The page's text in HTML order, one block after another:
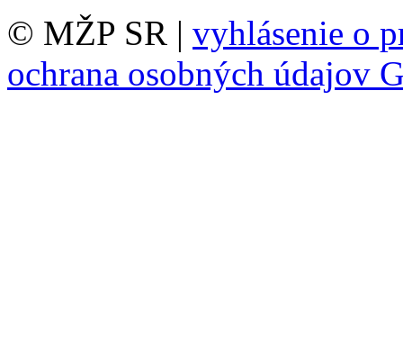
© MŽP SR | vyhlásenie o
ochrana osobných údajov